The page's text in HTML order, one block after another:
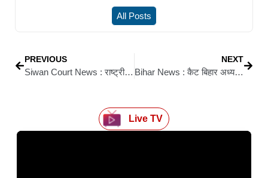
All Posts
PREVIOUS
Siwan Court News : राष्ट्रीय लोक अदालत को सफल बनाने के लिए न्यायिक पदाधिकारियों ने की बिंदुवार चर्चा
NEXT
Bihar News : कैट बिहार अध्यक्ष बोले– बंदी का बाजार पर नहीं पड़ा असर, पुलिस की सक्रियता से टली अप्रिय घटना
Live TV